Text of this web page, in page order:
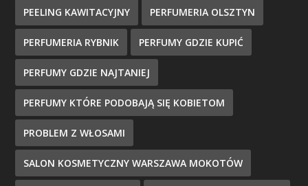
PEELING KAWITACYJNY PERFUMERIA OLSZTYN
PERFUMERIA RYBNIK PERFUMY GDZIE KUPIĆ
PERFUMY GDZIE NAJTANIEJ
PERFUMY KTÓRE PODOBAJĄ SIĘ KOBIETOM
PROBLEM Z WŁOSAMI
SALON KOSMETYCZNY WARSZAWA MOKOTÓW